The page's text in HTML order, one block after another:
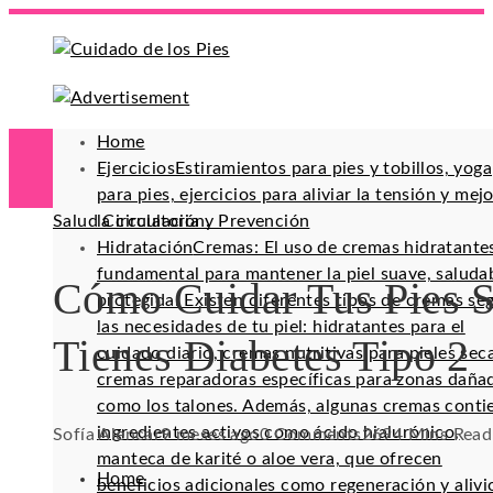
Home
EjerciciosEstiramientos para pies y tobillos, yoga
para pies, ejercicios para aliviar la tensión y
la circulación.
HidrataciónCremas: El uso de cremas
fundamental para mantener la piel suave,
protegida. Existen diferentes tipos de cremas
las necesidades de tu piel: hidratantes para el
cuidado diario, cremas nutritivas para pieles
cremas reparadoras específicas para zonas
como los talones. Además, algunas cremas
ingredientes activos como ácido hialurónico,
manteca de karité o aloe vera, que ofrecen
beneficios adicionales como regeneración y
Salud Circulatoria y Prevención
Cómo Cuidar Tus Pies
Tienes Diabetes Tipo 2
Sofía Alencar9 meses ago0 Comments2694 Mins Read
Home